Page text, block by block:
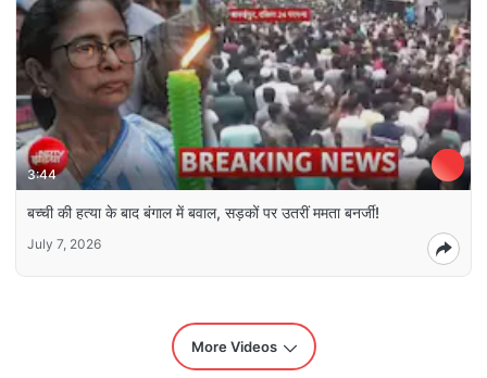
3:44
बच्ची की हत्या के बाद बंगाल में बवाल, सड़कों पर उतरीं ममता बनर्जी!
July 7, 2026
More Videos